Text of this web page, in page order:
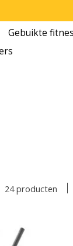
Gebuikte
24 producten